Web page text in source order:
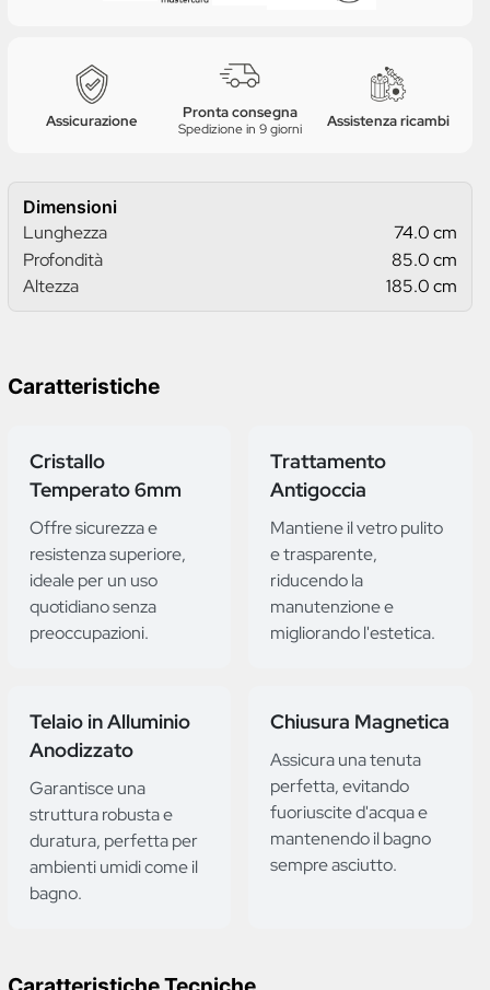
Assicurazione Pronta consegna
Spedizione in 9 giorni Assistenza ricambi
Dimensioni
Lunghezza
74.0 cm
Profondità
85.0 cm
Altezza
185.0 cm
Caratteristiche
Cristallo
Temperato 6mm
Offre sicurezza e
resistenza superiore,
ideale per un uso
quotidiano senza
preoccupazioni.
Trattamento
Antigoccia
Mantiene il vetro pulito
e trasparente,
riducendo la
manutenzione e
migliorando l'estetica.
Telaio in Alluminio
Anodizzato
Garantisce una
struttura robusta e
duratura, perfetta per
ambienti umidi come il
bagno.
Chiusura Magnetica
Assicura una tenuta
perfetta, evitando
fuoriuscite d'acqua e
mantenendo il bagno
sempre asciutto.